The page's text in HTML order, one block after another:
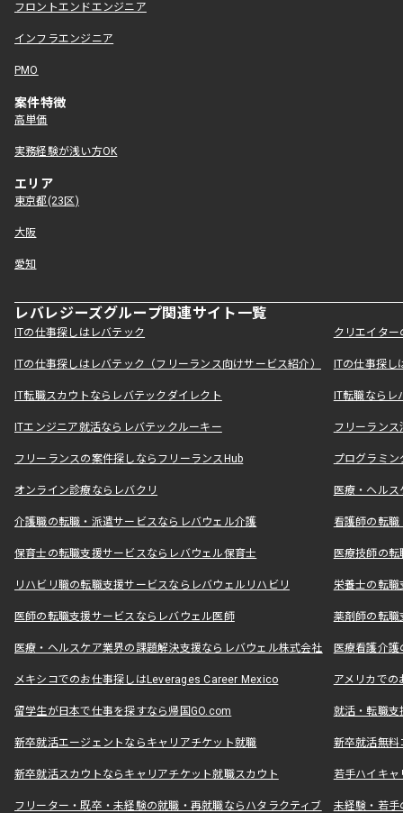
フロントエンドエンジニア
インフラエンジニア
PMO
案件特徴
高単価
実務経験が浅い方OK
エリア
東京都(23区)
大阪
愛知
レバレジーズグループ関連サイト一覧
ITの仕事探しはレバテック クリエイタ
ITの仕事探しはレバテック（フリーランス向けサービス紹介） ITの仕事探
IT転職スカウトならレバテックダイレクト IT転職なら
ITエンジニア就活ならレバテックルーキー フリーラン
フリーランスの案件探しならフリーランスHub プログラミ
オンライン診療ならレバクリ 医療・ヘル
介護職の転職・派遣サービスならレバウェル介護 看護師の転
保育士の転職支援サービスならレバウェル保育士 医療技師の
リハビリ職の転職支援サービスならレバウェルリハビリ 栄養士の転
医師の転職支援サービスならレバウェル医師 薬剤師の転
医療・ヘルスケア業界の課題解決支援ならレバウェル株式会社 医療看護介
メキシコでのお仕事探しはLeverages Career Mexico アメリカで
留学生が日本で仕事を探すなら帰国GO.com 就活・転職
新卒就活エージェントならキャリアチケット就職 新卒就活無料
新卒就活スカウトならキャリアチケット就職スカウト 若手ハイキ
フリーター・既卒・未経験の就職・再就職ならハタラクティブ 未経験・若手